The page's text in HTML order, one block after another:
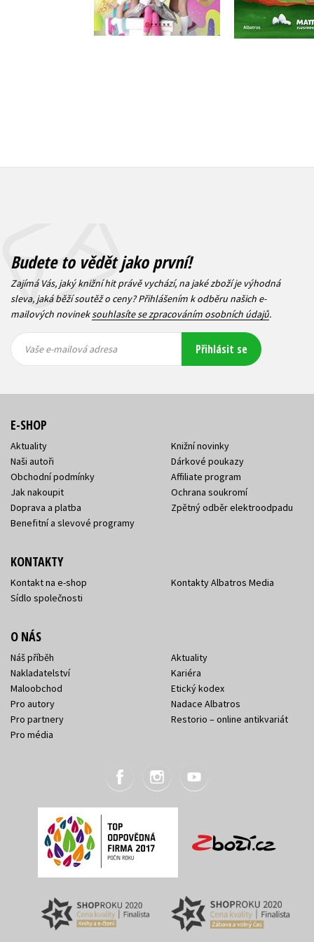
Do košíku
269 Kč
215 Kč
Do
239 Kč
Budete to vědět jako první!
Zajímá Vás, jaký knižní hit právě vychází, na jaké zboží je výhodná
sleva, jaká běží soutěž o ceny? Přihlášením k odběru našich e-
mailových novineksouhlasíte se zpracováním osobních údajů.
mailová
mailová
Vaše e-mailová adresa Přihlásit se
E-SHOP
Aktuality
Naši autoři
Obchodní podmínky
Jak nakoupit
Doprava a platba
Benefitní a slevové programy
Knižní novinky
Dárkové poukazy
Affiliate program
Ochrana soukromí
Zpětný odběr elektroodpadu
KONTAKTY
Kontakt na e-shop
Sídlo společnosti
Kontakty Albatros Media
O NÁS
Náš příběh
Nakladatelství
Maloobchod
Pro autory
Pro partnery
Pro média
Aktuality
Kariéra
Etický kodex
Nadace Albatros
Restorio – online antikvariát